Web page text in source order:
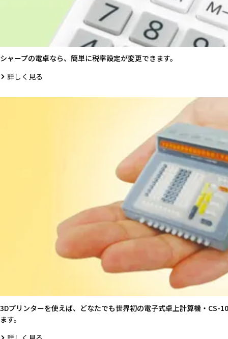
シャープの電卓なら、簡単に税率設定が変更できます。
詳しく見る
3Dプリンターを使えば、どなたでも世界初の電子式卓上計算機・CS-
ます。